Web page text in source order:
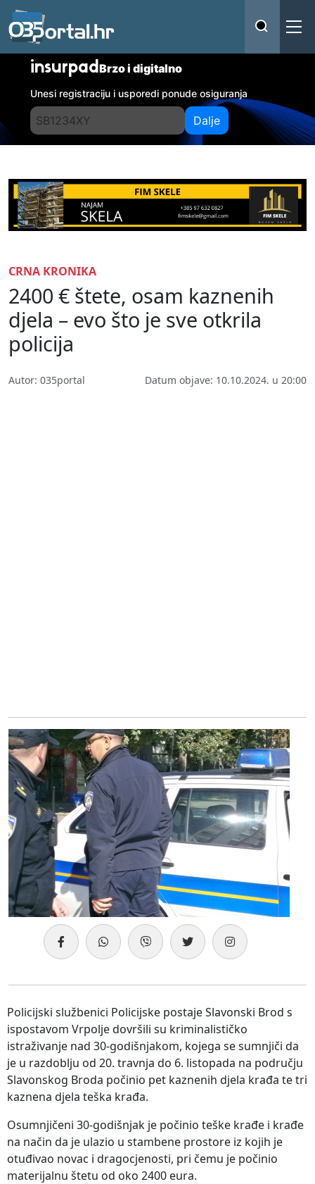
insurpadBrzo i digitalno
Unesi registraciju i usporedi ponude osiguranja
Dalje
CRNA KRONIKA
2400 € štete, osam kaznenih
djela – evo što je sve otkrila
policija
Autor: 035portal Datum objave: 10.10.2024. u 20:00
Policijski službenici Policijske postaje Slavonski Brod s
ispostavom Vrpolje dovršili su kriminalističko
istraživanje nad 30-godišnjakom, kojega se sumnjiči da
je u razdoblju od 20. travnja do 6. listopada na području
Slavonskog Broda počinio pet kaznenih djela krađa te tri
kaznena djela teška krađa.
Osumnjičeni 30-godišnjak je počinio teške krađe i krađe
na način da je ulazio u stambene prostore iz kojih je
otuđivao novac i dragocjenosti, pri čemu je počinio
materijalnu štetu od oko 2400 eura.